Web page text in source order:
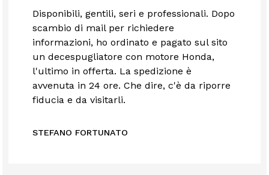
Disponibili, gentili, seri e professionali. Dopo
scambio di mail per richiedere
informazioni, ho ordinato e pagato sul sito
un decespugliatore con motore Honda,
l'ultimo in offerta. La spedizione è
avvenuta in 24 ore. Che dire, c'è da riporre
fiducia e da visitarli.
STEFANO FORTUNATO